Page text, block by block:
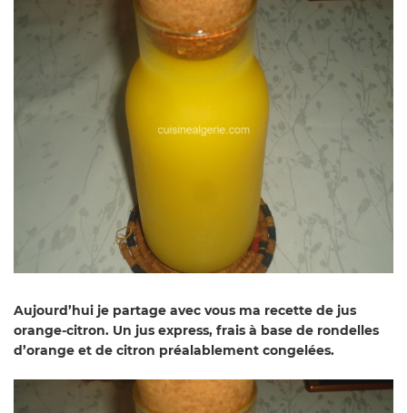
Aujourd’hui je partage avec vous ma recette de jus
orange-citron. Un jus express, frais à base de rondelles
d’orange et de citron préalablement congelées.